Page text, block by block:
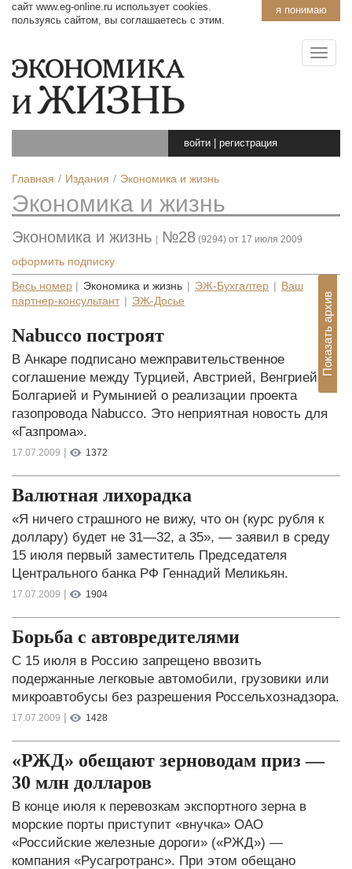
я понимаю
сайт www.eg-online.ru использует cookies.
пользуясь сайтом, вы соглашаетесь с этим.
войти регистрация
Главная Издания Экономика и жизнь
Экономика и жизнь
Экономика и жизнь №28 (9294) от 17 июля 2009
оформить подписку
Весь номер Экономика и жизнь ЭЖ-Бухгалтер
Ваш
партнер-консультант
ЭЖ-Досье Показать архив
Nabucco построят
В Анкаре подписано межправительственное
соглашение между Турцией, Австрией, Венгрией,
Болгарией и Румынией о реализации проекта
газопровода Nabucco. Это неприятная новость для
«Газпрома».
17.07.2009 | 1372
Валютная лихорадка
«Я ничего страшного не вижу, что он (курс рубля к
доллару) будет не 31—32, а 35», — заявил в среду
15 июля первый заместитель Председателя
Центрального банка РФ Геннадий Меликьян.
17.07.2009 | 1904
Борьба с автовредителями
С 15 июля в Россию запрещено ввозить
подержанные легковые автомобили, грузовики или
микроавтобусы без разрешения Россельхознадзора.
17.07.2009 | 1428
«РЖД» обещают зерноводам приз —
30 млн долларов
В конце июля к перевозкам экспортного зерна в
морские порты приступит «внучка» ОАО
«Российские железные дороги» («РЖД») —
компания «Русагротранс». При этом обещано